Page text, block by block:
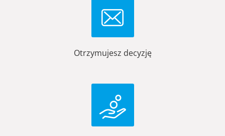
Otrzymujesz decyzję